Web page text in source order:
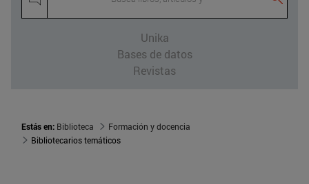
Unika
Bases de datos
Revistas
Estás en: Biblioteca
Formación y docencia
Bibliotecarios temáticos